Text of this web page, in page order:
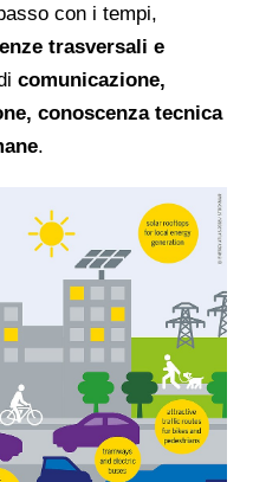
con i tempi,
trasversali e
comunicazione,
conoscenza tecnica
.